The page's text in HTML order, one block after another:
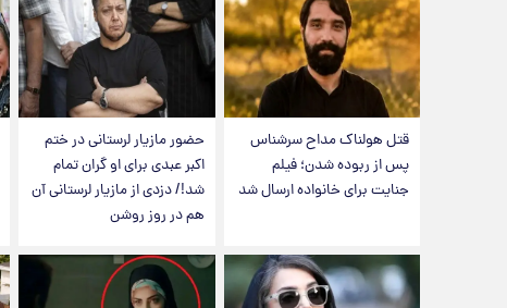
قتل هولناک مداح سرشناس
پس از ربوده شدن؛ فیلم
جنایت برای خانواده ارسال شد
حضور مازیار لرستانی در ختم
اکبر عبدی برای او گران تمام
شد!/ دزدی از مازیار لرستانی آن
هم در روز روشن